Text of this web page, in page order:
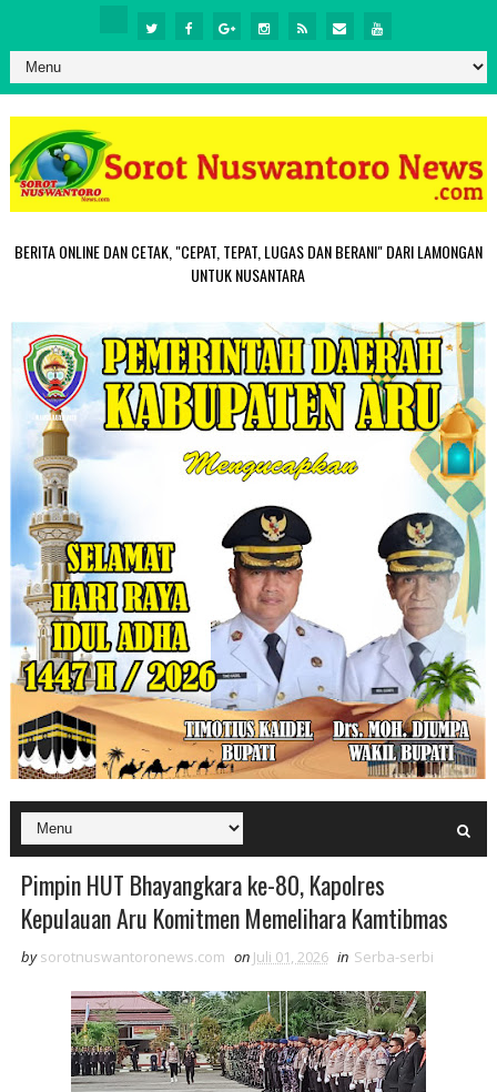
BERITA ONLINE DAN CETAK, "CEPAT, TEPAT, LUGAS DAN BERANI" DARI LAMONGAN
UNTUK NUSANTARA
Pimpin HUT Bhayangkara ke-80, Kapolres
Kepulauan Aru Komitmen Memelihara Kamtibmas
by sorotnuswantoronews.com on Juli 01, 2026 in Serba-serbi